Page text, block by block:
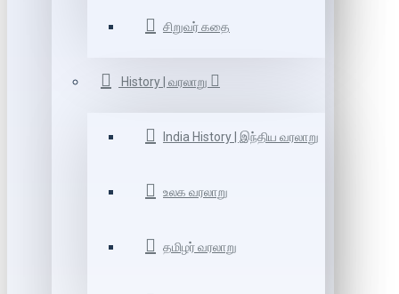
சிறுவர் கதை
History | வரலாறு
India History | இந்திய வரலாறு
உலக வரலாறு
தமிழர் வரலாறு